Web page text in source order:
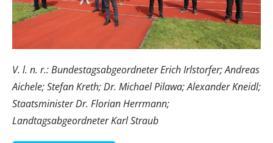
V. l. n. r.: Bundestagsabgeordneter Erich Irlstorfer; Andreas
Aichele; Stefan Kreth; Dr. Michael Pilawa; Alexander Kneidl;
Staatsminister Dr. Florian Herrmann;
Landtagsabgeordneter Karl Straub